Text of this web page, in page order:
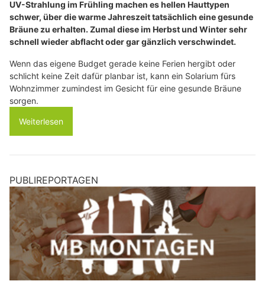
UV-Strahlung im Frühling machen es hellen Hauttypen
schwer, über die warme Jahreszeit tatsächlich eine gesunde
Bräune zu erhalten. Zumal diese im Herbst und Winter sehr
schnell wieder abflacht oder gar gänzlich verschwindet.
Wenn das eigene Budget gerade keine Ferien hergibt oder
schlicht keine Zeit dafür planbar ist, kann ein Solarium fürs
Wohnzimmer zumindest im Gesicht für eine gesunde Bräune
sorgen.
Weiterlesen
PUBLIREPORTAGEN